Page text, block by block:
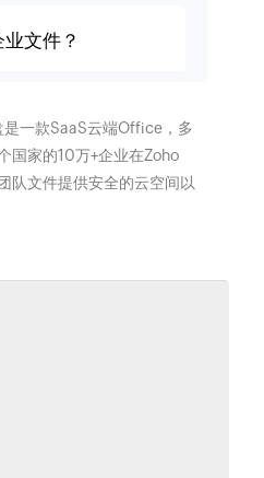
文件？
一款SaaS云端Office，多
国家的10万+企业在Zoho
队文件提供安全的云空间以